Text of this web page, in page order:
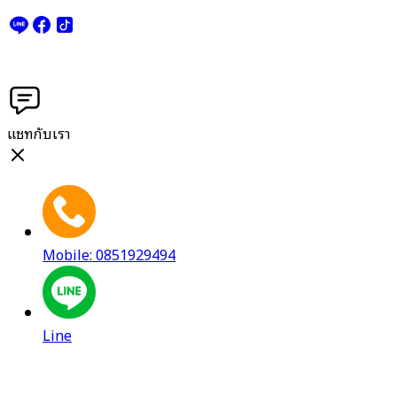
แชทกับเรา
Mobile: 0851929494
Line